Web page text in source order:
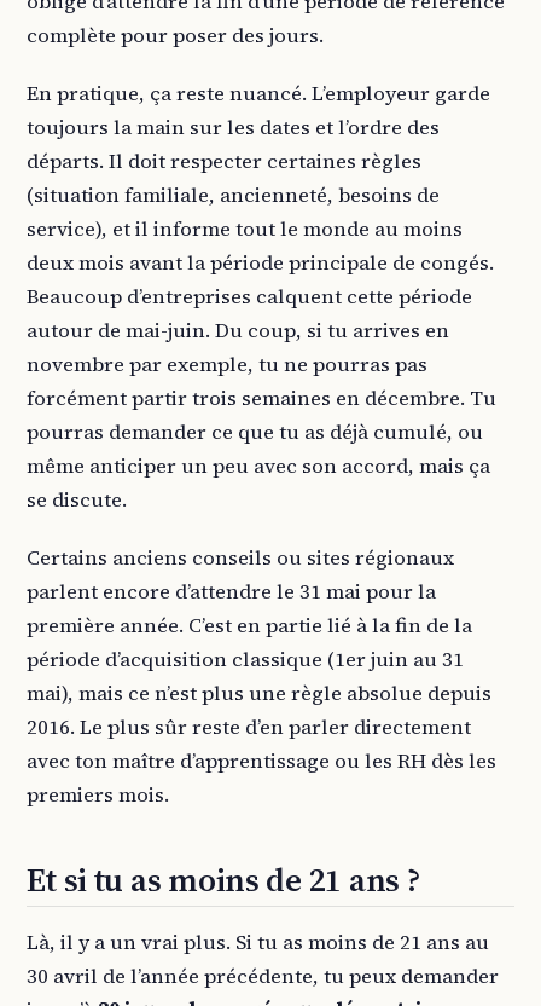
complète pour poser des jours.
En pratique, ça reste nuancé. L’employeur garde
toujours la main sur les dates et l’ordre des
départs. Il doit respecter certaines règles
(situation familiale, ancienneté, besoins de
service), et il informe tout le monde au moins
deux mois avant la période principale de congés.
Beaucoup d’entreprises calquent cette période
autour de mai-juin. Du coup, si tu arrives en
novembre par exemple, tu ne pourras pas
forcément partir trois semaines en décembre. Tu
pourras demander ce que tu as déjà cumulé, ou
même anticiper un peu avec son accord, mais ça
se discute.
Certains anciens conseils ou sites régionaux
parlent encore d’attendre le 31 mai pour la
première année. C’est en partie lié à la fin de la
période d’acquisition classique (1er juin au 31
mai), mais ce n’est plus une règle absolue depuis
2016. Le plus sûr reste d’en parler directement
avec ton maître d’apprentissage ou les RH dès les
premiers mois.
Et si tu as moins de 21 ans ?
Là, il y a un vrai plus. Si tu as moins de 21 ans au
30 avril de l’année précédente, tu peux demander